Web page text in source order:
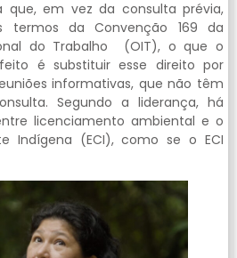
que, em vez da consulta prévia,
termos da Convenção 169 da
do Trabalho (OIT), o que o
é substituir esse direito por
informativas, que não têm
Segundo a liderança, há
licenciamento ambiental e o
Indígena (ECI), como se o ECI